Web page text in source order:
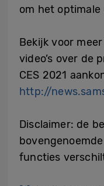
om het
Bekijk voor
video’s over de
CES 2021
http://
Disclaimer: de
functies